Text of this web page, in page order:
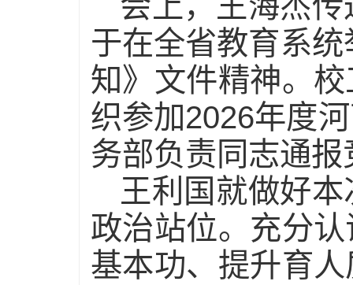
于在全省教育系
知》文件精神。
织参加2026年度
务部负责同志通
王利国就做好
政治站位。充分
基本功、提升育